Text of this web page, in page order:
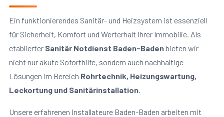
Ein funktionierendes Sanitär- und Heizsystem ist essenziell
für Sicherheit, Komfort und Werterhalt Ihrer Immobilie. Als
etablierter Sanitär Notdienst Baden-Badenbieten wir
nicht nur akute Soforthilfe, sondern auch nachhaltige
Lösungen im Bereich Rohrtechnik, Heizungswartung,
Leckortung und Sanitärinstallation.
Unsere erfahrenen Installateure Baden-Baden arbeiten mit